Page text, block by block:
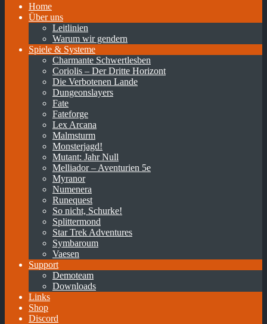
Home
Über uns
Leitlinien
Warum wir gendern
Spiele & Systeme
Charmante Schwertlesben
Coriolis – Der Dritte Horizont
Die Verbotenen Lande
Dungeonslayers
Fate
Fateforge
Lex Arcana
Malmsturm
Monsterjagd!
Mutant: Jahr Null
Melliador – Aventurien 5e
Myranor
Numenera
Runequest
So nicht, Schurke!
Splittermond
Star Trek Adventures
Symbaroum
Vaesen
Support
Demoteam
Downloads
Links
Shop
Discord